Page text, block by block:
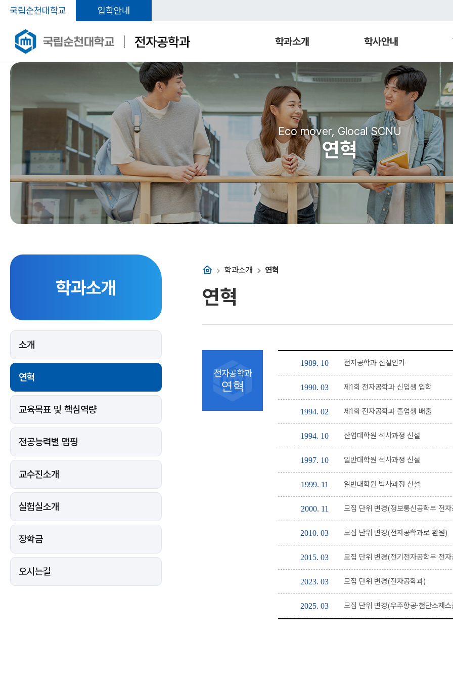
국립순천대학교 입학안내
전자공학과 학과소개 학사안내
Eco mover, Glocal SCNU
연혁
홈 학과소개 연혁
학과소개
소개
연혁
교육목표 및 핵심역량
전공능력별 맵핑
교수진소개
실험실소개
장학금
오시는길
연혁
전자공학과
연혁
1989. 10 전자공학과 신설인가
1990. 03 제1회 전자공학과 신입생 입학
1994. 02 제1회 전자공학과 졸업생 배출
1994. 10 산업대학원 석사과정 신설
1997. 10 일반대학원 석사과정 신설
1999. 11 일반대학원 박사과정 신설
2000. 11 모집 단위 변경(정보통신공학부 전
2010. 03 모집 단위 변경(전자공학과로 환원)
2015. 03 모집 단위 변경(전기전자공학부 전
2023. 03 모집 단위 변경(전자공학과)
2025. 03 모집 단위 변경(우주항공·첨단소재